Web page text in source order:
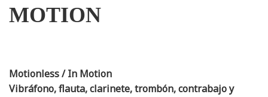
MOTION
Motionless / In Motion
Vibráfono, flauta, clarinete, trombón, contrabajo y